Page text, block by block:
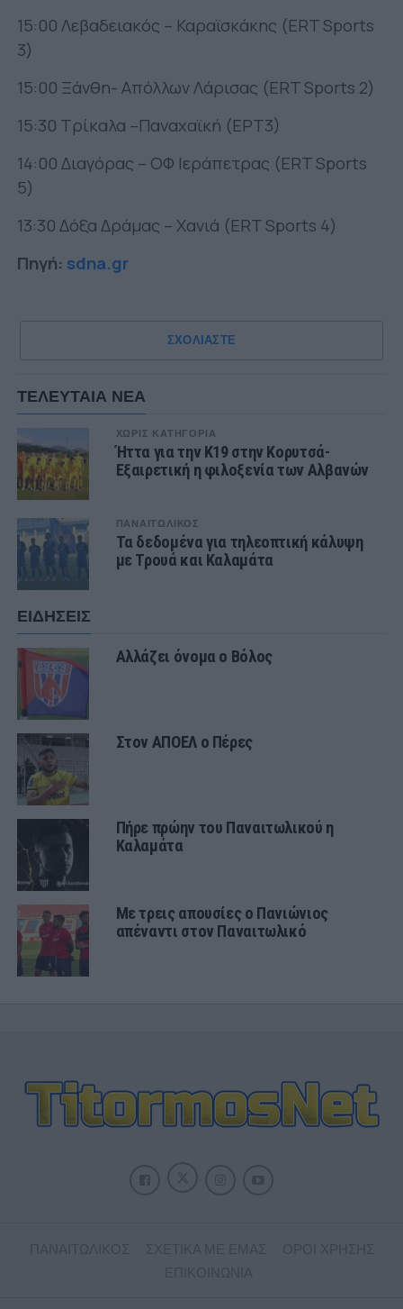
15:00 Λεβαδειακός – Καραϊσκάκης (ERT Sports
3)
15:00 Ξάνθη- Απόλλων Λάρισας (ERT Sports 2)
15:30 Τρίκαλα –Παναχαϊκή (ΕΡΤ3)
14:00 Διαγόρας – ΟΦ Ιεράπετρας (ERT Sports
5)
13:30 Δόξα Δράμας – Χανιά (ERT Sports 4)
Πηγή: sdna.gr
ΣΧΟΛΙΑΣΤΕ
ΤΕΛΕΥΤΑΙΑ ΝΕΑ
ΧΩΡΊΣ ΚΑΤΗΓΟΡΊΑ
Ήττα για την Κ19 στην Κορυτσά-
Εξαιρετική η φιλοξενία των Αλβανών
ΠΑΝΑΙΤΩΛΙΚΟΣ
Τα δεδομένα για τηλεοπτική κάλυψη
με Τρουά και Καλαμάτα
ΕΙΔΗΣΕΙΣ
Αλλάζει όνομα ο Βόλος
Στον ΑΠΟΕΛ ο Πέρες
Πήρε πρώην του Παναιτωλικού η
Καλαμάτα
Με τρεις απουσίες ο Πανιώνιος
απέναντι στον Παναιτωλικό